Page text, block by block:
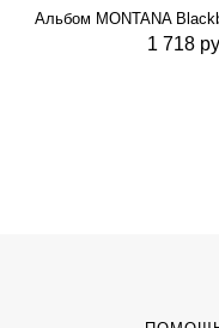
Альбом MONTANA
1 718